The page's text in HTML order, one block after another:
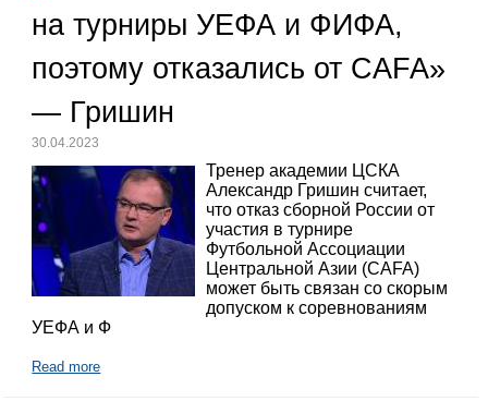
на турниры УЕФА и ФИФА,
поэтому отказались от CAFA»
— Гришин
30.04.2023
Тренер академии ЦСКА
Александр Гришин считает,
что отказ сборной России от
участия в турнире
Футбольной Ассоциации
Центральной Азии (CAFA)
может быть связан со скорым
допуском к соревнованиям
УЕФА и Ф
Read more